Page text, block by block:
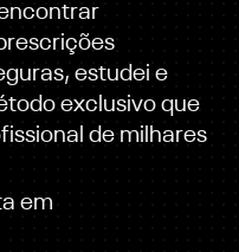
estudei e
exclusivo que
de milhares
em